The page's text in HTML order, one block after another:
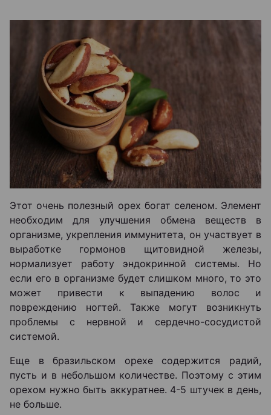
Этот очень полезный орех богат селеном. Элемент
необходим для улучшения обмена веществ в
организме, укрепления иммунитета, он участвует в
выработке гормонов щитовидной железы,
нормализует работу эндокринной системы. Но
если его в организме будет слишком много, то это
может привести к выпадению волос и
повреждению ногтей. Также могут возникнуть
проблемы с нервной и сердечно-сосудистой
системой.
Еще в бразильском орехе содержится радий,
пусть и в небольшом количестве. Поэтому с этим
орехом нужно быть аккуратнее. 4-5 штучек в день,
не больше.